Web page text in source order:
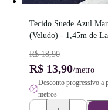
Tecido Suede Azul
(Veludo) - 1,45m de
R$ 18,90
R$ 13,90/metro
Desconto progressivo a
metros